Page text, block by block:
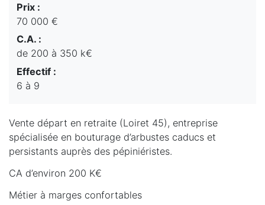
Prix :
70 000 €
C.A. :
de 200 à 350 k€
Effectif :
6 à 9
Vente départ en retraite (Loiret 45), entreprise
spécialisée en bouturage d’arbustes caducs et
persistants auprès des pépiniéristes.
CA d’environ 200 K€
Métier à marges confortables